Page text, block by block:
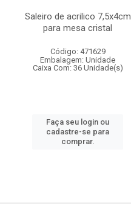
Saleiro de acrilico 7,5x4cm
para mesa cristal
Código: 471629
Embalagem: Unidade
Caixa Com: 36 Unidade(s)
Faça seu login ou
cadastre-se para
comprar.